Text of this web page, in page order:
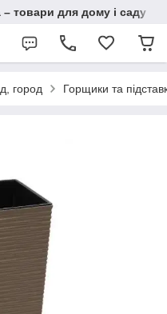
– товари для дому і саду
город Горщики та